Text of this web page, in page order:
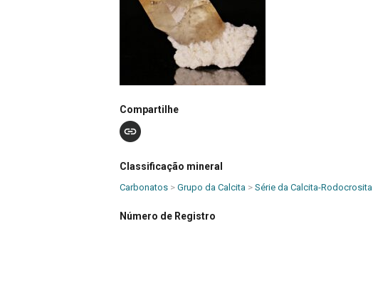
Compartilhe
Classificação mineral
Carbonatos > Grupo da Calcita > Série da Calcita-Rodocrosita
Número de Registro